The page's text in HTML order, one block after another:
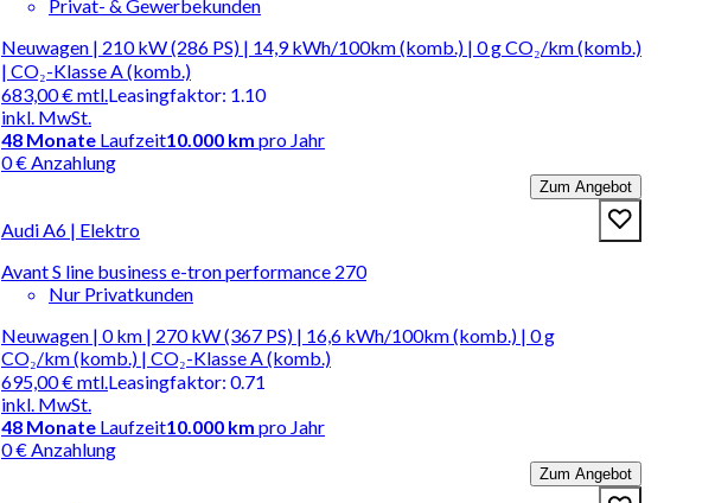
Privat- & Gewerbekunden
Neuwagen | 210 kW (286 PS) | 14,9 kWh/100km (komb.) | 0 g CO₂/km (komb.)
| CO₂-Klasse A (komb.)
683,00 €mtl.
inkl. MwSt.
Leasingfaktor: 1.10
48 Monate Laufzeit10.000 km pro Jahr
0 € Anzahlung
Zum Angebot
Audi A6 | Elektro
Avant S line business e-tron performance 270
Nur Privatkunden
Neuwagen | 0 km | 270 kW (367 PS) | 16,6 kWh/100km (komb.) | 0 g
CO₂/km (komb.) | CO₂-Klasse A (komb.)
695,00 €mtl.
inkl. MwSt.
Leasingfaktor: 0.71
48 Monate Laufzeit10.000 km pro Jahr
0 € Anzahlung
Zum Angebot